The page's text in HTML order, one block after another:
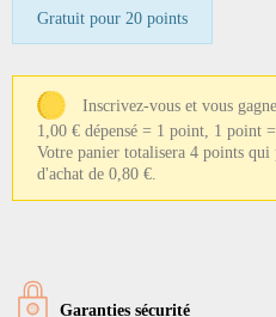
Gratuit pour 20 points
Inscrivez-vous et vous
1,00 € dépensé = 1 point, 1 point
Votre panier totalisera 4 points
d'achat de 0,80 €.
Garanties sécurité